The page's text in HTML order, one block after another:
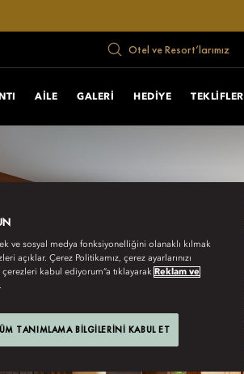
Otel ve Resort’larımız
AILE GALERI HEDIYE TEKLIFLER
ve sosyal medya fonksiyonelliğini olanaklı kılmak
açıklar. Çerez Politikamız, çerez ayarlarınızı
kabul ediyorum”a tıklayarak Reklam ve
TANIMLAMA BILGILERINI KABUL ET